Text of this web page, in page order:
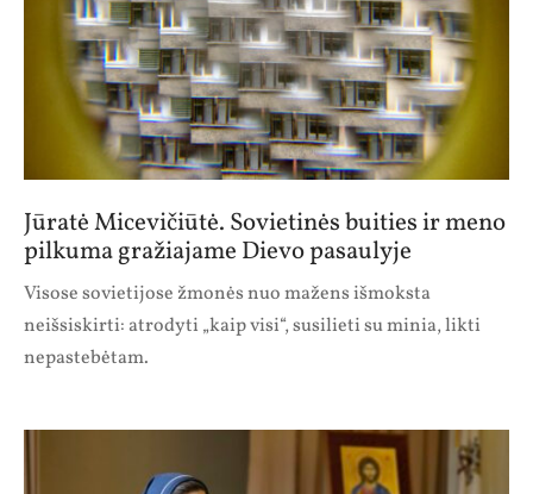
Jūratė Micevičiūtė. Sovietinės buities ir meno
pilkuma gražiajame Dievo pasaulyje
Visose sovietijose žmonės nuo mažens išmoksta
neišsiskirti: atrodyti „kaip visi“, susilieti su minia, likti
nepastebėtam.